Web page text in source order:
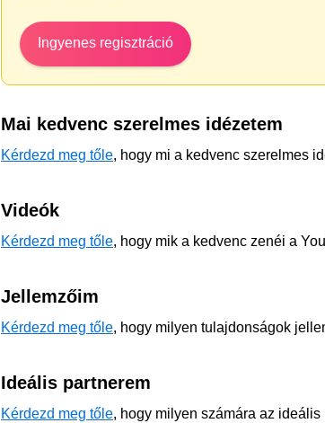
Ingyenes regisztráció
Mai kedvenc szerelmes idézetem
Kérdezd meg tőle, hogy mi a kedvenc szerelmes
Videók
Kérdezd meg tőle, hogy mik a kedvenc zenéi a
Jellemzőim
Kérdezd meg tőle, hogy milyen tulajdonságok
Ideális partnerem
Kérdezd meg tőle, hogy milyen számára az ideális